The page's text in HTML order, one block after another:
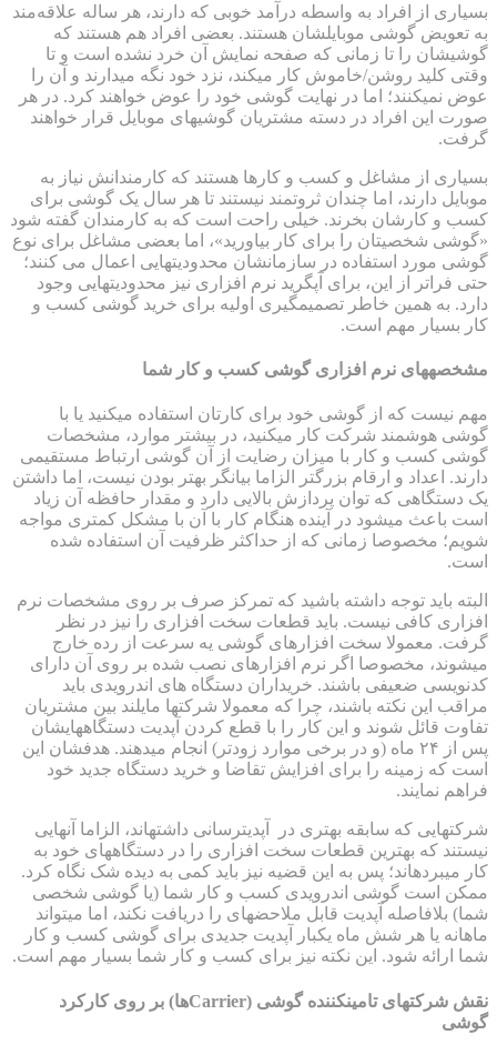
بسیاری از افراد به واسطه درآمد خوبی که دارند، هر ساله علاقه‌مند
به تعویض گوشی موبایلشان هستند. بعضی افراد هم هستند که
گوشی‎شان را تا زمانی که صفحه نمایش آن خرد نشده است و تا
وقتی کلید روشن/خاموش کار می‎کند، نزد خود نگه می‎دارند و آن را
عوض نمی‎کنند؛ اما در نهایت گوشی خود را عوض خواهند کرد. در هر
صورت این افراد در دسته مشتریان گوشی‎های موبایل قرار خواهند
گرفت.
بسیاری از مشاغل و کسب و کارها هستند که کارمندانش نیاز به
موبایل دارند، اما چندان ثروتمند نیستند تا هر سال یک گوشی برای
کسب و کارشان بخرند. خیلی راحت است که به کارمندان گفته شود
«گوشی شخصیتان را برای کار بیاورید»، اما بعضی مشاغل برای نوع
گوشی مورد استفاده در سازمانشان محدودیت‎هایی اعمال می کنند؛
حتی فراتر از این، برای آپگرید نرم افزاری نیز محدودیت‎هایی وجود
دارد. به همین خاطر تصمیم‎گیری اولیه برای خرید گوشی کسب و
کار بسیار مهم است.
مشخصه‎های نرم افزاری گوشی کسب و کار شما
مهم نیست که از گوشی خود برای کارتان استفاده می‎کنید یا با
گوشی هوشمند شرکت کار می‎کنید، در بیشتر موارد، مشخصات
گوشی کسب و کار با میزان رضایت از آن گوشی ارتباط مستقیمی
دارند. اعداد و ارقام بزرگتر الزاما بیانگر بهتر بودن نیست، اما داشتن
یک دستگاهی که توان پردازش بالایی دارد و مقدار حافظه آن زیاد
است باعث می‎شود در آینده هنگام کار با آن با مشکل کمتری مواجه
شویم؛ مخصوصا زمانی که از حداکثر ظرفیت آن استفاده شده
است.
البته باید توجه داشته باشید که تمرکز صرف بر روی مشخصات نرم
افزاری کافی نیست. باید قطعات سخت افزاری را نیز در نظر
گرفت. معمولا سخت افزارهای گوشی یه سرعت از رده خارج
می‎شوند، مخصوصا اگر نرم افزارهای نصب شده بر روی آن دارای
کدنویسی ضعیفی باشند. خریداران دستگاه های اندرویدی باید
مراقب این نکته باشند، چرا که معمولا شرکت‎ها مایلند بین مشتریان
تفاوت قائل شوند و این کار را با قطع کردن آپدیت دستگاه‎هایشان
پس از ۲۴ ماه (و در برخی موارد زودتر) انجام می‎دهند. هدفشان این
است که زمینه را برای افزایش تقاضا و خرید دستگاه جدید خود
فراهم نمایند.
شرکت‎هایی که سابقه بهتری در آپدیت‎رسانی داشته‎اند، الزاما آن‎هایی
نیستند که بهترین قطعات سخت افزاری را در دستگاه‎های خود به
کار می‎برده‎اند؛ پس به این قضیه نیز باید کمی به دیده شک نگاه کرد.
ممکن است گوشی اندرویدی کسب و کار شما (یا گوشی شخصی
شما) بلافاصله آپدیت قابل ملاحضه‎ای را دریافت نکند، اما می‎تواند
ماهانه یا هر شش ماه یکبار آپدیت جدیدی برای گوشی کسب و کار
شما ارائه شود. این نکته نیز برای کسب و کار شما بسیار مهم است.
نقش شرکت‎های تامین‎کننده گوشی (Carrierها) بر روی کارکرد
گوشی